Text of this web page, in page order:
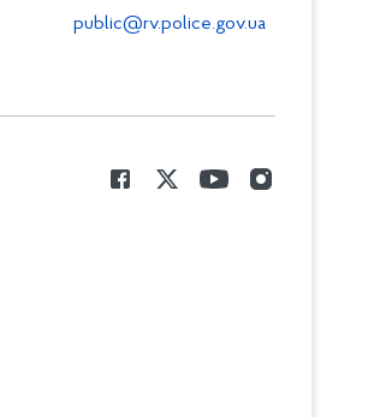
public@rv.police.gov.ua